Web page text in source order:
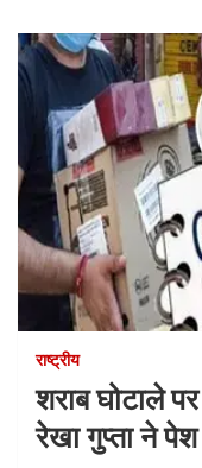
राष्ट्रीय
शराब घोटाले
रेखा गुप्ता ने पेश